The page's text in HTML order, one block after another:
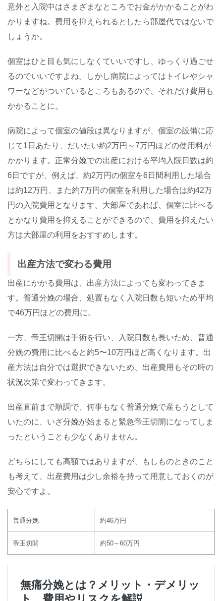
意外と入院中はさまざまなところでお金がかかることがわ
かりますね。費用を抑えられるとしたら部屋代ではないで
しょうか。
個室はひと目も気にしなくていいですし、ゆっくり過ごせ
るのでいいですよね。しかし病院によってはトイレやシャ
ワーなどがついているところもあるので、それだけ費用も
かかることに。
病院によって個室の値段は異なりますが、個室の設備に応
じて1日あたり、だいたい約2万円～7万円ほどの使用料が
かかります。正常分娩での出産における平均入院日数は約
6日ですが、例えば、約2万円の個室を6日間利用した場合
は約12万円、また約7万円の個室を利用した場合は約42万
円の入院費用となります。大部屋であれば、個室に比べる
とかなり費用を抑えることができるので、費用を抑えたい
方は大部屋の利用をおすすめします。
出産方法で変わる費用
出産にかかる費用は、出産方法によっても変わってきま
す。普通分娩の場合、処置もなく入院日数も短いため平均
で46万円ほどの費用に。
一方、帝王切開は手術を行い、入院日数も長いため、普通
分娩の費用に比べると約5〜10万円ほど高くなります。出
産方法は自分では選択できないため、出産費用もその時の
状況次第で変わってきます。
出産直前まで順調で、何事もなく普通分娩で産もうとして
いたのに、いざ分娩が始まると緊急帝王切開になってしま
ったということも少なくありません。
どちらにしても高額ではありますが、もしものときのこと
も考えて、出産費用は少し余裕を持って用意しておくのが
安心ですよ。
普通分娩 約46万円
帝王切開 約50～ 60万円